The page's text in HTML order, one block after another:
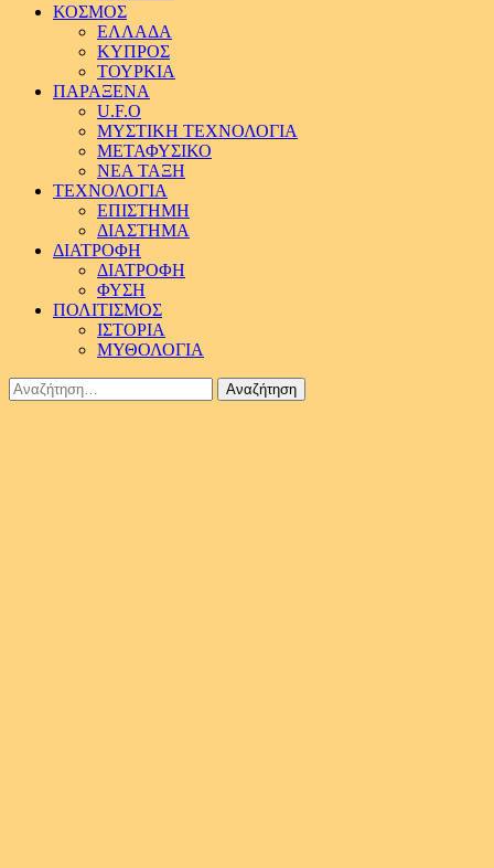
ΚΟΣΜΟΣ
ΕΛΛΑΔΑ
ΚΥΠΡΟΣ
ΤΟΥΡΚΙΑ
ΠΑΡΑΞΕΝΑ
U.F.O
ΜΥΣΤΙΚΗ ΤΕΧΝΟΛΟΓΙΑ
ΜΕΤΑΦΥΣΙΚΟ
ΝΕΑ ΤΑΞΗ
ΤΕΧΝΟΛΟΓΙΑ
ΕΠΙΣΤΗΜΗ
ΔΙΑΣΤΗΜΑ
ΔΙΑΤΡΟΦΗ
ΔΙΑΤΡΟΦΗ
ΦΥΣΗ
ΠΟΛΙΤΙΣΜΟΣ
ΙΣΤΟΡΙΑ
ΜΥΘΟΛΟΓΙΑ
Αναζήτηση
για: